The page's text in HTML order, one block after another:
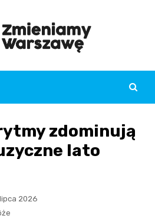
zdominują
lato
2026